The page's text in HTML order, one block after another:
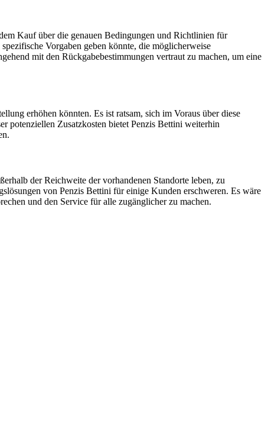
Kauf über die genauen Bedingungen und Richtlinien für
Vorgaben geben könnte, die möglicherweise
mit den Rückgabebestimmungen vertraut zu machen, um eine
erhöhen könnten. Es ist ratsam, sich im Voraus über diese
potenziellen Zusatzkosten bietet Penzis Bettini weiterhin
der Reichweite der vorhandenen Standorte leben, zu
von Penzis Bettini für einige Kunden erschweren. Es wäre
und den Service für alle zugänglicher zu machen.